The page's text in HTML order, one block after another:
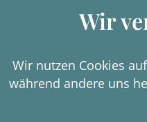
Wir
Wir nutzen Cookies
während andere uns
Katze, kastriert
geb. 2024
Cooper - Freigänger